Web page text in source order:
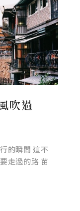
吹過
的瞬間 這不
走過的路 苗